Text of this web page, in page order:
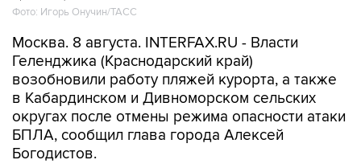
Фото: Игорь Онучин/ТАСС
Москва. 8 августа. INTERFAX.RU - Власти
Геленджика (Краснодарский край)
возобновили работу пляжей курорта, а также
в Кабардинском и Дивноморском сельских
округах после отмены режима опасности атаки
БПЛА, сообщил глава города Алексей
Богодистов.